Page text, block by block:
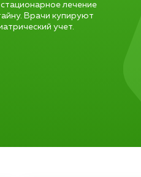
лечение
Врачи купируют
учет.